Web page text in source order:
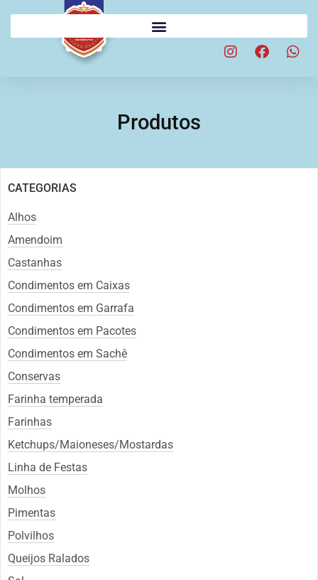
Produtos
CATEGORIAS
Alhos
Amendoim
Castanhas
Condimentos em Caixas
Condimentos em Garrafa
Condimentos em Pacotes
Condimentos em Sachê
Conservas
Farinha temperada
Farinhas
Ketchups/Maioneses/Mostardas
Linha de Festas
Molhos
Pimentas
Polvilhos
Queijos Ralados